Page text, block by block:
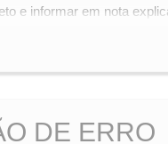
e informar em nota
DE ERRO